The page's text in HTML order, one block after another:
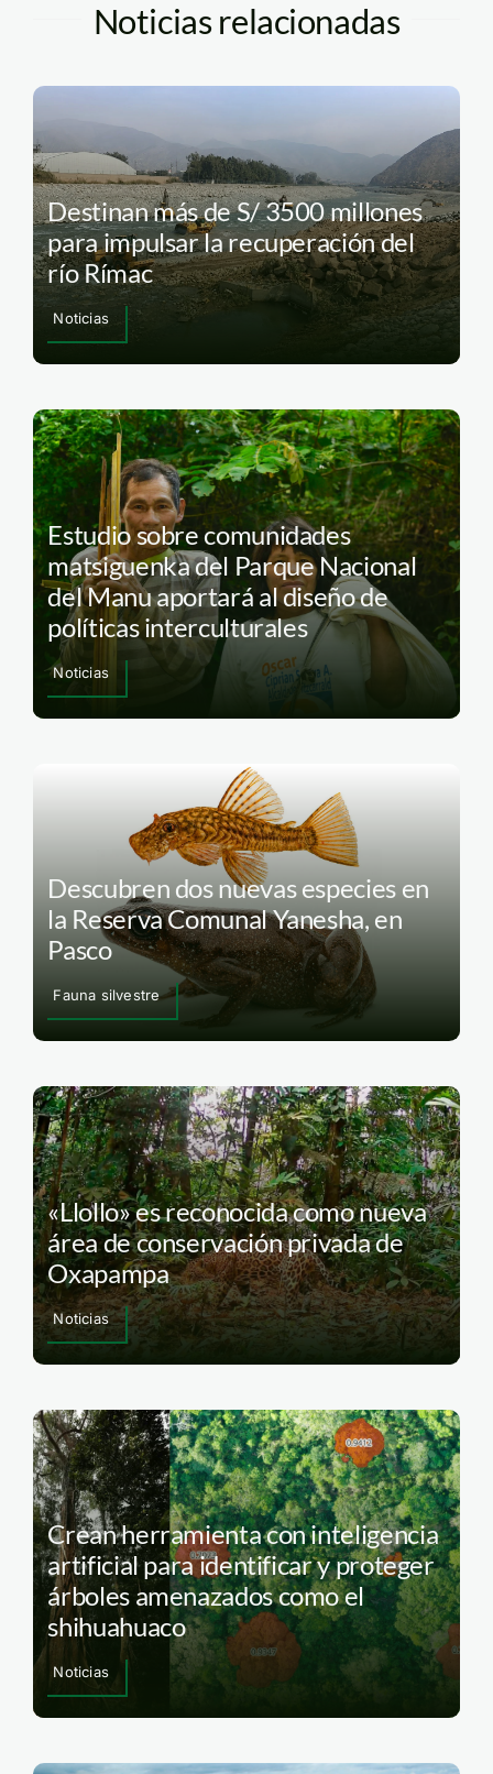
Noticias relacionadas
Destinan más de S/ 3500 millones
para impulsar la recuperación del
río Rímac
Noticias
Estudio sobre comunidades
matsiguenka del Parque Nacional
del Manu aportará al diseño de
políticas interculturales
Noticias
Descubren dos nuevas especies en
la Reserva Comunal Yanesha, en
Pasco
Fauna silvestre
«Llollo» es reconocida como nueva
área de conservación privada de
Oxapampa
Noticias
Crean herramienta con inteligencia
artificial para identificar y proteger
árboles amenazados como el
shihuahuaco
Noticias